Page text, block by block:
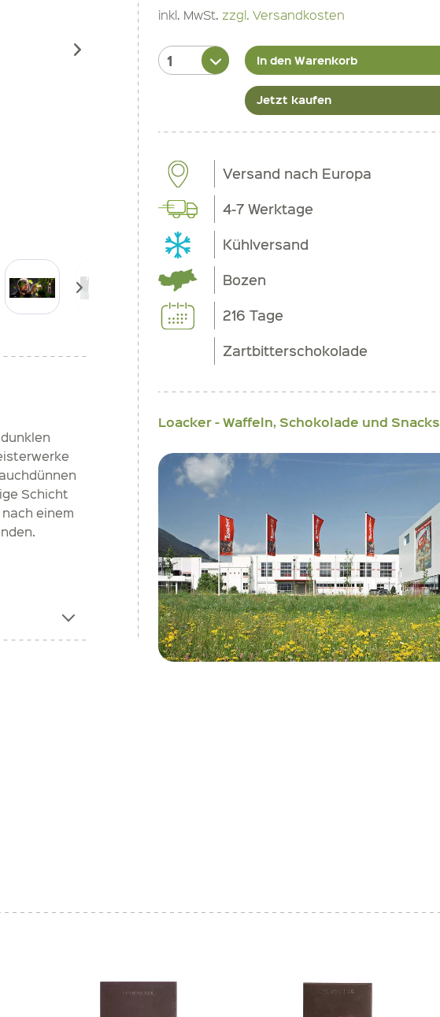
Schicht
einem
inkl. MwSt. zzgl. Versandkosten
In den Warenkorb
Jetzt kaufen
Versand nach Europa
4-7 Werktage
Kühlversand
Bozen
216 Tage
Zartbitterschokolade
Loacker - Waffeln, Schokolade und Snacks